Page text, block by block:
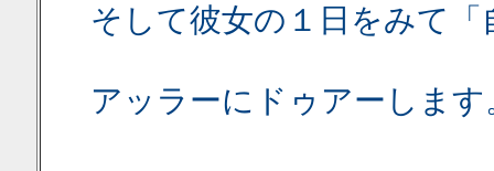
そして彼女の１日をみて
アッラーにドゥアーします